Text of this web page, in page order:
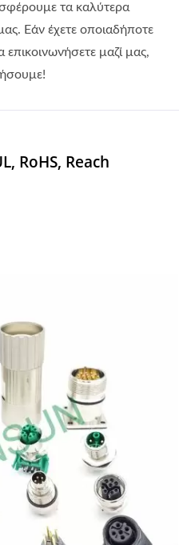
τα καλύτερα
Εάν έχετε οποιαδήποτε
μαζί μας,
RoHS, Reach